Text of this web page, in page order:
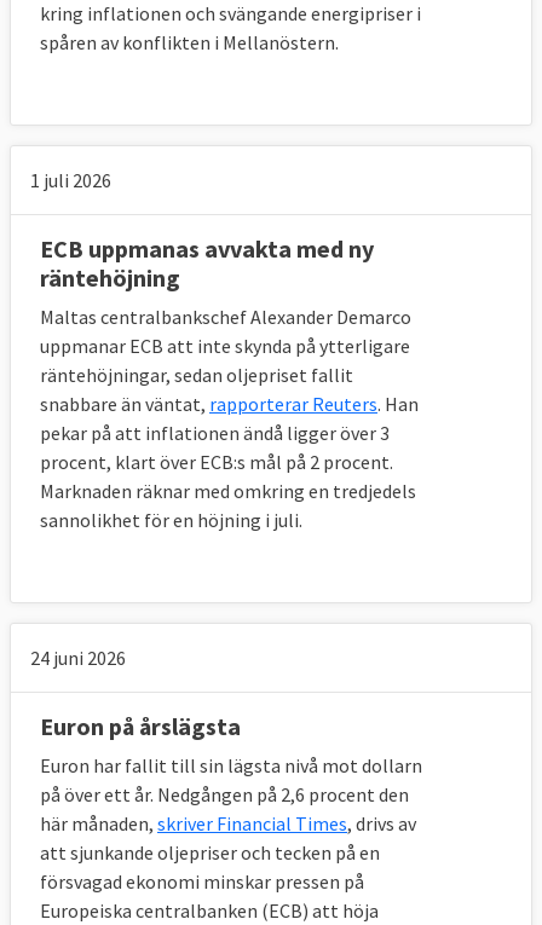
kring inflationen och svängande energipriser i
spåren av konflikten i Mellanöstern.
1 juli 2026
ECB uppmanas avvakta med ny
räntehöjning
Maltas centralbankschef Alexander Demarco
uppmanar ECB att inte skynda på ytterligare
räntehöjningar, sedan oljepriset fallit
snabbare än väntat, rapporterar Reuters. Han
pekar på att inflationen ändå ligger över 3
procent, klart över ECB:s mål på 2 procent.
Marknaden räknar med omkring en tredjedels
sannolikhet för en höjning i juli.
24 juni 2026
Euron på årslägsta
Euron har fallit till sin lägsta nivå mot dollarn
på över ett år. Nedgången på 2,6 procent den
här månaden, skriver Financial Times, drivs av
att sjunkande oljepriser och tecken på en
försvagad ekonomi minskar pressen på
Europeiska centralbanken (ECB) att höja